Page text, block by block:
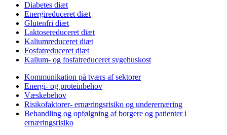
Diabetes diæt
Energireduceret diæt
Glutenfri diæt
Laktosereduceret diæt
Kaliumreduceret diæt
Fosfatreduceret diæt
Kalium- og fosfatreduceret sygehuskost
Kommunikation på tværs af sektorer
Energi- og proteinbehov
Væskebehov
Risikofaktorer- ernæringsrisiko og underernæring
Behandling og opfølgning af borgere og patienter i
ernæringsrisiko